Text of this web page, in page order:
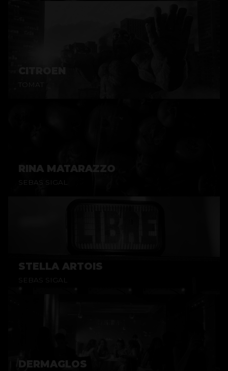
RINA MATARAZZO
SEBAS SIGAL
STELLA ARTOIS
SEBAS SIGAL
DERMAGLOS